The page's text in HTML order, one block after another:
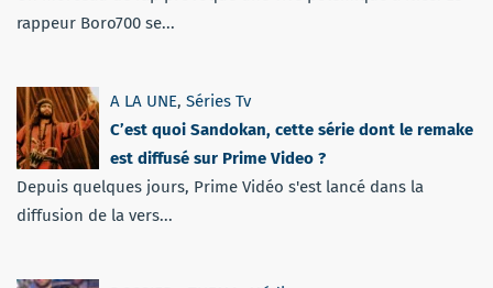
rappeur Boro700 se...
A LA UNE, Séries Tv
C’est quoi Sandokan, cette série dont le remake
est diffusé sur Prime Video ?
Depuis quelques jours, Prime Vidéo s'est lancé dans la
diffusion de la vers...